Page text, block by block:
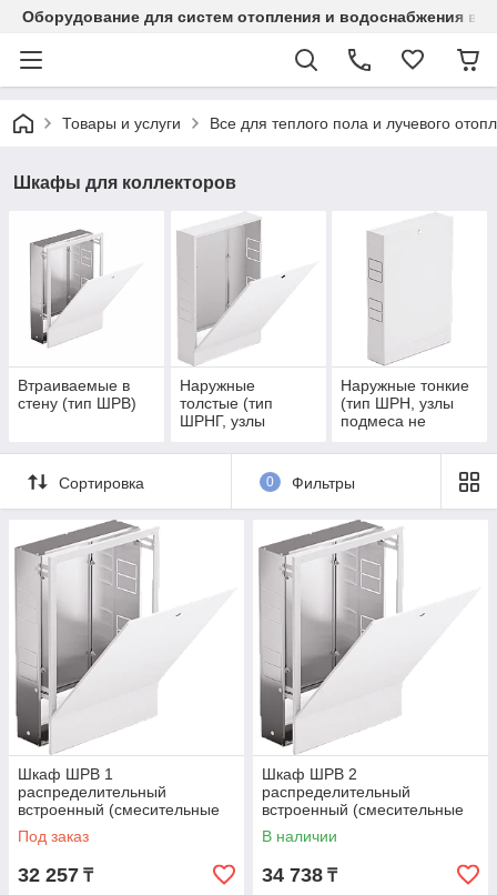
Оборудование для систем отопления и водоснабжения в
Товары и услуги Все для теплого пола и лучевого
Шкафы для коллекторов
Втраиваемые в
стену (тип ШРВ)
Наружные
толстые (тип
ШРНГ, узлы
Наружные тонкие
(тип ШРН, узлы
подмеса не
Сортировка 0 Фильтры
Шкаф ШРВ 1
распределительный
встроенный (смесительные
узлы входят)
Под заказ
32 257 ₸
Шкаф ШРВ 2
распределительный
встроенный (смесительные
узлы входят)
В наличии
34 738 ₸